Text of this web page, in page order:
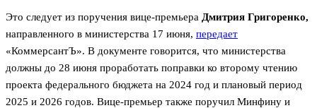
Это следует из поручения вице-премьера Дмитрия Григоренко,
направленного в министерства 17 июня, передает
«КоммерсантЪ». В документе говорится, что министерства
должны до 28 июня проработать поправки ко второму чтению
проекта федерального бюджета на 2024 год и плановый период
2025 и 2026 годов. Вице-премьер также поручил Минфину и